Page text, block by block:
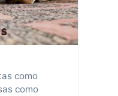
como
como